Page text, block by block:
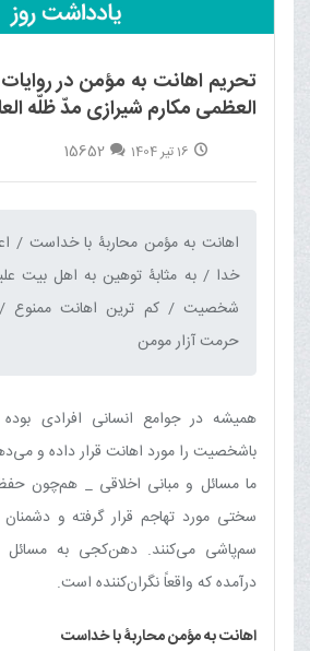
تحریم اهانت به مؤمن در روایات
العظمی مکارم شیرازی مدّ ظلّه
16 تیر 1404 15652
اهانت به مؤمن محاربۀ با خداست /
خدا / به مثابۀ توهین به اهل بیت
شخصیت / كم ترین اهانت
حرمت آزار مومن‌
همیشه در جوامع انسانی افرادی
باشخصیت را مورد اهانت‏ قرار داده و
ما مسائل و مبانی اخلاقی _ هم‌چون
سختی مورد تهاجم قرار گرفته و
سم‌پاشی می‌كنند. دهن‌کجی به مسائل
درآمده كه واقعاً نگران‌كننده است.
اهانت به مؤمن محاربۀ با خداست